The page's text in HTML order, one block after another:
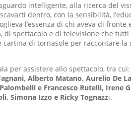
intelligente, alla ricerca del
dentro, con la sensibilità,
l’essenza di chi aveva di
spettacolo e di televisione che tutti
cartina di tornasole per raccontare la
per assistere allo spettacolo, tra cui:
Alberto Matano, Aurelio De
e Francesco Rutelli, Irene
Simona Izzo e Ricky Tognazzi.